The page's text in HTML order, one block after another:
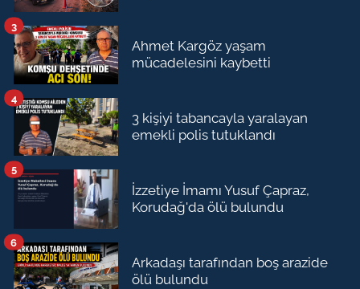
Ahmet Kargöz yaşam
mücadelesini kaybetti
3
3 kişiyi tabancayla yaralayan
emekli polis tutuklandı
4
İzzetiye İmamı Yusuf Çapraz,
Korudağ'da ölü bulundu
5
Arkadaşı tarafından boş arazide
ölü bulundu
6